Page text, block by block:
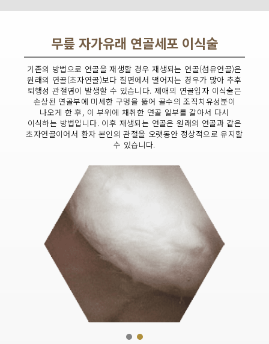
무릎 자가유래 연골세포 이식술
기존의 방법으로 연골을 재생할 경우 재생되는 연골(섬유연골)은
원래의 연골(초자연골)보다 질면에서 떨어지는 경우가 많아 추후
퇴행성 관절염이 발생할 수 있습니다. 제애의 연골입자 이식술은
손상된 연골부에 미세한 구멍을 뚫어 골수의 조직치유성분이
나오게 한 후, 이 부위에 채취한 연골 일부를 갈아서 다시
이식하는 방법입니다. 이후 재생되는 연골은 원래의 연골과 같은
초자연골이어서 환자 본인의 관절을 오랫동안 정상적으로 유지할
수 있습니다.
연골세포 이식 전